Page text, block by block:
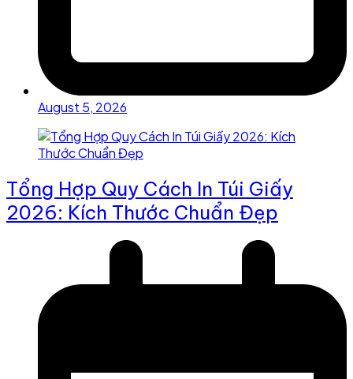
August 5, 2026
Tổng Hợp Quy Cách In Túi Giấy
2026: Kích Thước Chuẩn Đẹp